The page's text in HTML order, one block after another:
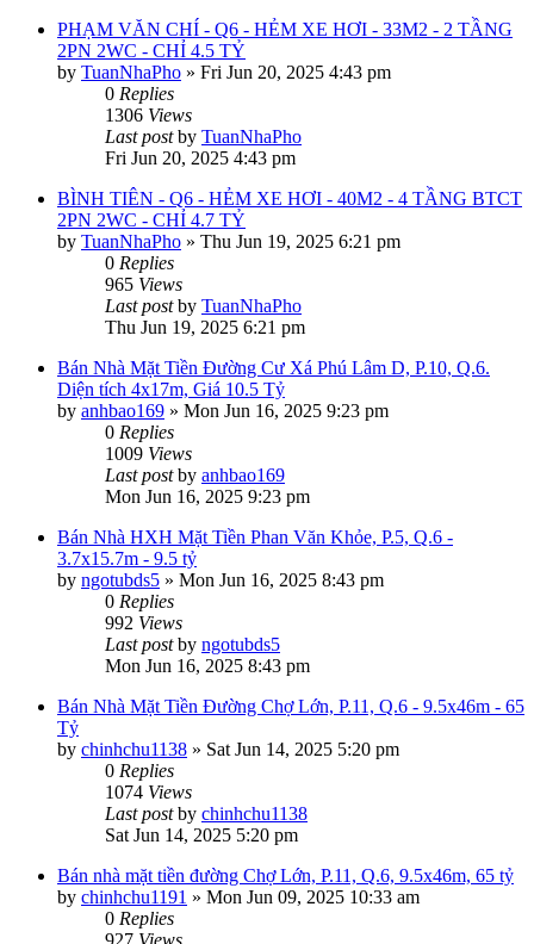
PHẠM VĂN CHÍ - Q6 - HẺM XE HƠI - 33M2 - 2 TẦNG
2PN 2WC - CHỈ 4.5 TỶ
by TuanNhaPho » Fri Jun 20, 2025 4:43 pm
0 Replies
1306 Views
Last postby TuanNhaPho
Fri Jun 20, 2025 4:43 pm
BÌNH TIÊN - Q6 - HẺM XE HƠI - 40M2 - 4 TẦNG BTCT
2PN 2WC - CHỈ 4.7 TỶ
by TuanNhaPho » Thu Jun 19, 2025 6:21 pm
0 Replies
965 Views
Last postby TuanNhaPho
Thu Jun 19, 2025 6:21 pm
Bán Nhà Mặt Tiền Đường Cư Xá Phú Lâm D, P.10, Q.6.
Diện tích 4x17m, Giá 10.5 Tỷ
by anhbao169 » Mon Jun 16, 2025 9:23 pm
0 Replies
1009 Views
Last postby anhbao169
Mon Jun 16, 2025 9:23 pm
Bán Nhà HXH Mặt Tiền Phan Văn Khỏe, P.5, Q.6 -
3.7x15.7m - 9.5 tỷ
by ngotubds5 » Mon Jun 16, 2025 8:43 pm
0 Replies
992 Views
Last postby ngotubds5
Mon Jun 16, 2025 8:43 pm
Bán Nhà Mặt Tiền Đường Chợ Lớn, P.11, Q.6 - 9.5x46m - 65
Tỷ
by chinhchu1138 » Sat Jun 14, 2025 5:20 pm
0 Replies
1074 Views
Last postby chinhchu1138
Sat Jun 14, 2025 5:20 pm
Bán nhà mặt tiền đường Chợ Lớn, P.11, Q.6, 9.5x46m, 65 tỷ
by chinhchu1191 » Mon Jun 09, 2025 10:33 am
0 Replies
927 Views